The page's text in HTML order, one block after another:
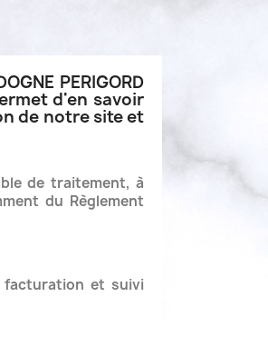
PERIGORD
d'en savoir
de notre site et
de traitement, à
du Règlement
facturation et suivi